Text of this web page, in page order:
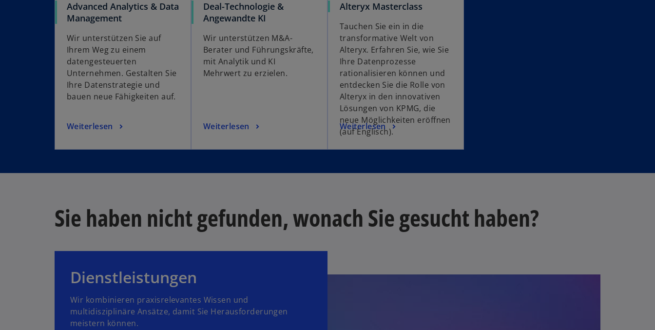
Advanced Analytics & Data
Management
Wir unterstützen Sie auf
Ihrem Weg zu einem
datengesteuerten
Unternehmen. Gestalten Sie
Ihre Datenstrategie und
bauen neue Fähigkeiten auf.
Weiterlesen
Deal-Technologie &
Angewandte KI
Wir unterstützen M&A-
Berater und Führungskräfte,
mit Analytik und KI
Mehrwert zu erzielen.
Weiterlesen
Alteryx Masterclass
Tauchen Sie ein in die
transformative Welt von
Alteryx. Erfahren Sie, wie Sie
Ihre Datenprozesse
rationalisieren können und
entdecken Sie die Rolle von
Alteryx in den innovativen
Lösungen von KPMG, die
neue Möglichkeiten eröffnen
(auf Englisch).
Weiterlesen
Sie haben nicht gefunden, wonach Sie gesucht haben?
Dienstleistungen
Wir kombinieren praxisrelevantes Wissen und
multidisziplinäre Ansätze, damit Sie Herausforderungen
meistern können.